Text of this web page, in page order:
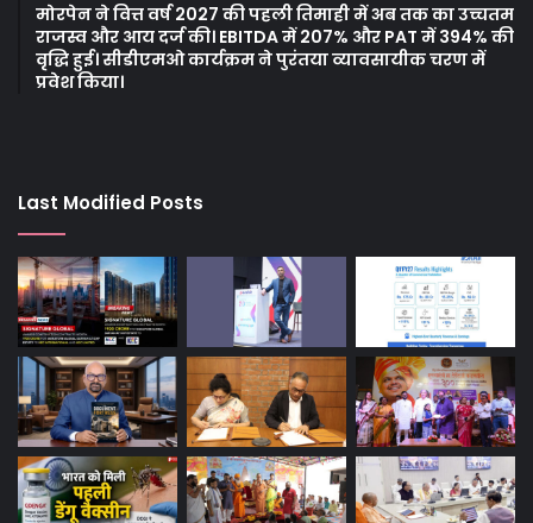
मोरपेन ने वित्त वर्ष 2027 की पहली तिमाही में अब तक का उच्चतम
राजस्व और आय दर्ज की। EBITDA में 207% और PAT में 394% की
वृद्धि हुई। सीडीएमओ कार्यक्रम ने पुरंतया व्यावसायीक चरण में
प्रवेश किया।
Last Modified Posts